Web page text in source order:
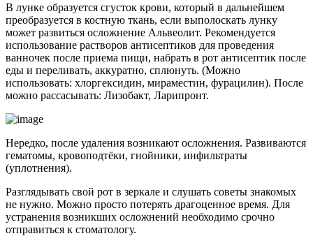
В лунке образуется сгусток крови, который в дальнейшем
преобразуется в костную ткань, если выполоскать лунку
может развиться осложнение Альвеолит. Рекомендуется
использование растворов антисептиков для проведения
ванночек после приема пищи, набрать в рот антисептик после
еды и переливать, аккуратно, сплюнуть. (Можно
использовать: хлоргексидин, мираместин, фурацилин). После
можно рассасывать: Лизобакт, Ларипронт.
Нередко, после удаления возникают осложнения. Развиваются
гематомы, кровоподтёки, гнойники, инфильтраты
(уплотнения).
Разглядывать свой рот в зеркале и слушать советы знакомых
не нужно. Можно просто потерять драгоценное время. Для
устранения возникших осложнений необходимо срочно
отправиться к стоматологу.